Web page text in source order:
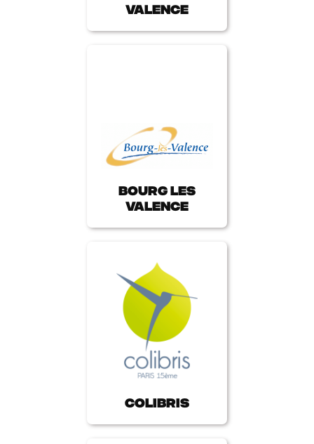
Valence
Bourg les
Valence
Colibris